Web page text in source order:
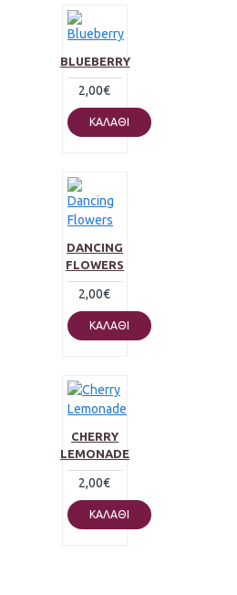
BLUEBERRY
2,00€
ΚΑΛΆΘΙ
DANCING
FLOWERS
2,00€
ΚΑΛΆΘΙ
CHERRY
LEMONADE
2,00€
ΚΑΛΆΘΙ